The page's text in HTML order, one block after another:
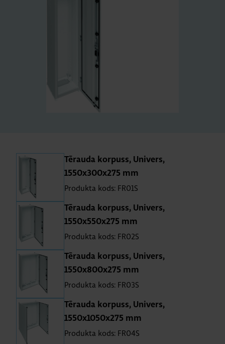
Tē­rauda kor­puss, Uni­vers,
1550x300x275 mm
Produkta kods: FR01S
Tē­rauda kor­puss, Uni­vers,
1550x550x275 mm
Produkta kods: FR02S
Tē­rauda kor­puss, Uni­vers,
1550x800x275 mm
Produkta kods: FR03S
Tē­rauda kor­puss, Uni­vers,
1550x1050x275 mm
Produkta kods: FR04S